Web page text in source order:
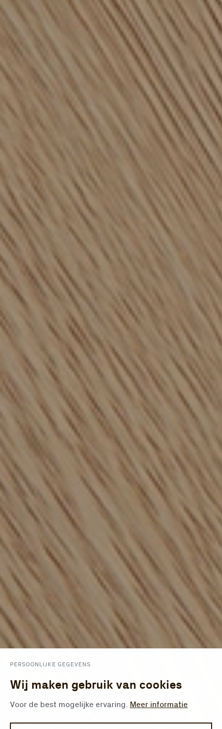
PERSOONLIJKE GEGEVENS
Wij maken gebruik van cookies
Voor de best mogelijke ervaring. Meer informatie